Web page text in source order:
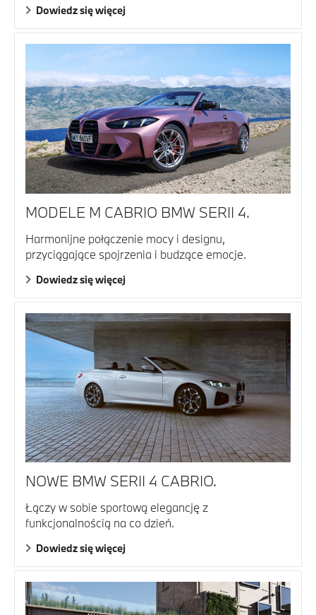
Dowiedz się więcej
MODELE M CABRIO BMW SERII 4.
Harmonijne połączenie mocy i designu,
przyciągające spojrzenia i budzące emocje.
Dowiedz się więcej
NOWE BMW SERII 4 CABRIO.
Łączy w sobie sportową elegancję z
funkcjonalnością na co dzień.
Dowiedz się więcej